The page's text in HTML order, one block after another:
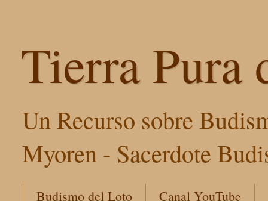
Tierra Pura
Un Recurso sobre
Myoren - Sacerdote
Budismo del Loto Canal YouTube